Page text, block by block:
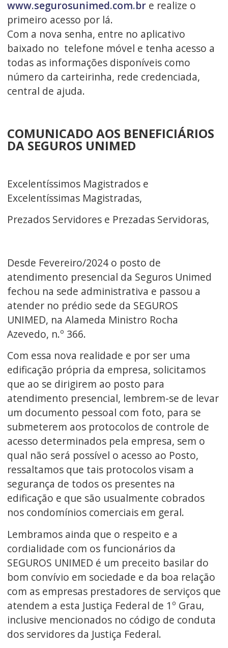
www.segurosunimed.com.bre realize o
primeiro acesso por lá.
Com a nova senha, entre no aplicativo
baixado no telefone móvel e tenha acesso a
todas as informações disponíveis como
número da carteirinha, rede credenciada,
central de ajuda.
COMUNICADO AOS BENEFICIÁRIOS
DA SEGUROS UNIMED
Excelentíssimos Magistrados e
Excelentíssimas Magistradas,
Prezados Servidores e Prezadas Servidoras,
Desde Fevereiro/2024 o posto de
atendimento presencial da Seguros Unimed
fechou na sede administrativa e passou a
atender no prédio sede da SEGUROS
UNIMED, na Alameda Ministro Rocha
Azevedo, n.º 366.
Com essa nova realidade e por ser uma
edificação própria da empresa, solicitamos
que ao se dirigirem ao posto para
atendimento presencial, lembrem-se de levar
um documento pessoal com foto, para se
submeterem aos protocolos de controle de
acesso determinados pela empresa, sem o
qual não será possível o acesso ao Posto,
ressaltamos que tais protocolos visam a
segurança de todos os presentes na
edificação e que são usualmente cobrados
nos condomínios comerciais em geral.
Lembramos ainda que o respeito e a
cordialidade com os funcionários da
SEGUROS UNIMED é um preceito basilar do
bom convívio em sociedade e da boa relação
com as empresas prestadores de serviços que
atendem a esta Justiça Federal de 1º Grau,
inclusive mencionados no código de conduta
dos servidores da Justiça Federal.